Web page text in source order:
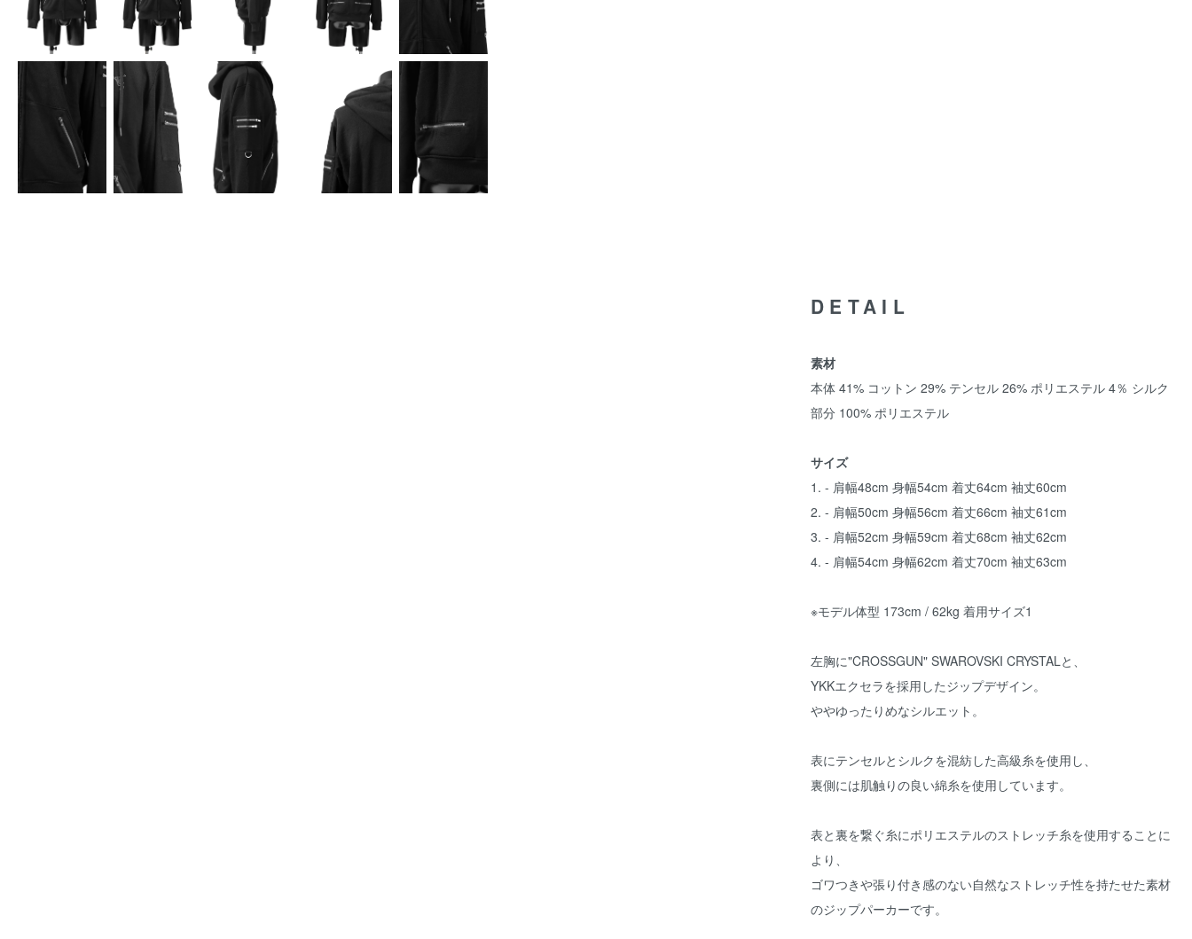
DETAIL
素材
本体 41% コットン 29% テンセル 26% ポリエステル 4％ シルク
部分 100% ポリエステル
サイズ
1. - 肩幅48cm 身幅54cm 着丈64cm 袖丈60cm
2. - 肩幅50cm 身幅56cm 着丈66cm 袖丈61cm
3. - 肩幅52cm 身幅59cm 着丈68cm 袖丈62cm
4. - 肩幅54cm 身幅62cm 着丈70cm 袖丈63cm
※モデル体型 173cm / 62kg 着用サイズ1
左胸に"CROSSGUN" SWAROVSKI CRYSTALと、
YKKエクセラを採用したジップデザイン。
ややゆったりめなシルエット。
表にテンセルとシルクを混紡した高級糸を使用し、
裏側には肌触りの良い綿糸を使用しています。
表と裏を繋ぐ糸にポリエステルのストレッチ糸を使用することに
より、
ゴワつきや張り付き感のない自然なストレッチ性を持たせた素材
のジップパーカーです。